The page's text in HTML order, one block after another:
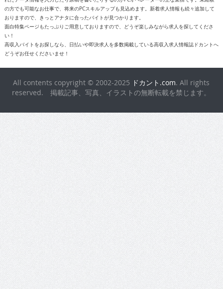
の方でも可能なお仕事で、将来のPCスキルアップも見込めます。新着求人情報も続々追加して
おりますので、きっとアナタに合ったバイトが見つかります。
面白特集ページもたっぷりご用意しておりますので、どうぞ楽しみながら求人を探してくださ
い！
高収入バイトをお探しなら、日払いや即決求人を多数掲載している高収入求人情報誌ドカントへ
どうぞお任せくださいませ！
All contents copyright © 2002-2025 ドカント.com. All rights
reserved. 掲載記事、写真、イラストの無断転載を禁じます。